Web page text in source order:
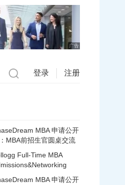
广告
登录 注册
MBA 申请公开
MBA前招生官圆桌交流
Full-Time MBA
MBA 申请公开